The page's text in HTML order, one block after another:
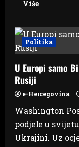
VišeRead
more
o
izmjenama
Statuta
nije
postignut
Politika
U Europi samo
Rusiji
e-Hercegovina
Washington
podjele u
Ukrajini. Uz